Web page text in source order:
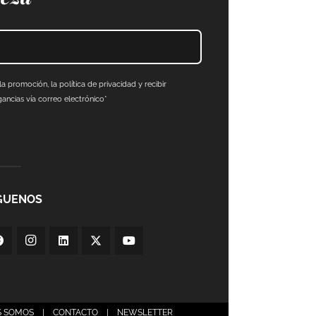
promoción, la política de privacidad y recibir
vía correo electrónico*
SOMOS CONTACTO NEWSLETTER